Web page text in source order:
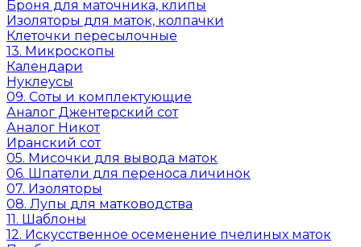
Броня для маточника, клипы
Изоляторы для маток, колпачки
Клеточки пересылочные
13. Микроскопы
Календари
Нуклеусы
09. Соты и комплектующие
Аналог Джентерский сот
Аналог Никот
Иранский сот
05. Мисочки для вывода маток
06. Шпатели для переноса личинок
07. Изоляторы
08. Лупы для матководства
11. Шаблоны
12. Искусственное осеменение пчелиных маток